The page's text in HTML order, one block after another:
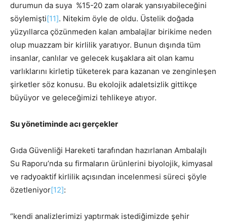
durumun da suya %15-20 zam olarak yansıyabileceğini
söylemişti[11]. Nitekim öyle de oldu. Üstelik doğada
yüzyıllarca çözünmeden kalan ambalajlar birikime neden
olup muazzam bir kirlilik yaratıyor. Bunun dışında tüm
insanlar, canlılar ve gelecek kuşaklara ait olan kamu
varlıklarını kirletip tüketerek para kazanan ve zenginleşen
şirketler söz konusu. Bu ekolojik adaletsizlik gittikçe
büyüyor ve geleceğimizi tehlikeye atıyor.
Su yönetiminde acı gerçekler
Gıda Güvenliği Hareketi tarafından hazırlanan Ambalajlı
Su Raporu’nda su firmaların ürünlerini biyolojik, kimyasal
ve radyoaktif kirlilik açısından incelenmesi süreci şöyle
özetleniyor[12]:
“kendi analizlerimizi yaptırmak istediğimizde şehir